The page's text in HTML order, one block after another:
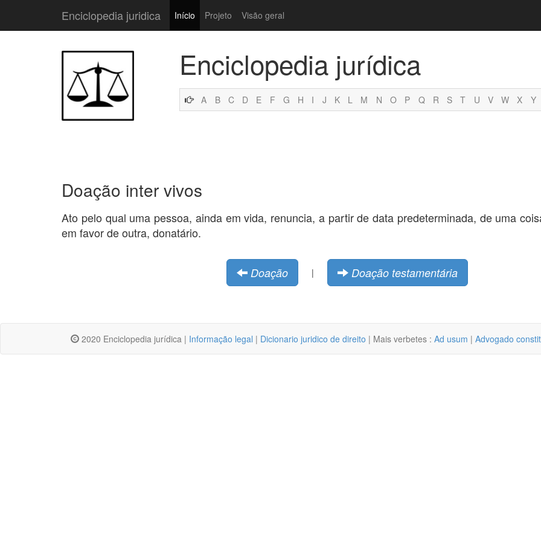
Enciclopedia juridica Início Projeto Visão geral
Enciclopedia jurídica
A B C D E F G H I J K L M N O P Q R S T U V W X Y
Doação inter vivos
Ato pelo qual uma pessoa, ainda em vida, renuncia, a partir de data predeterminada, de uma
em favor de outra, donatário.
Doação | Doação testamentária
2020 Enciclopedia jurídica | Informação legal | Dicionario juridico de direito | Mais verbetes : Ad usum | Advogado